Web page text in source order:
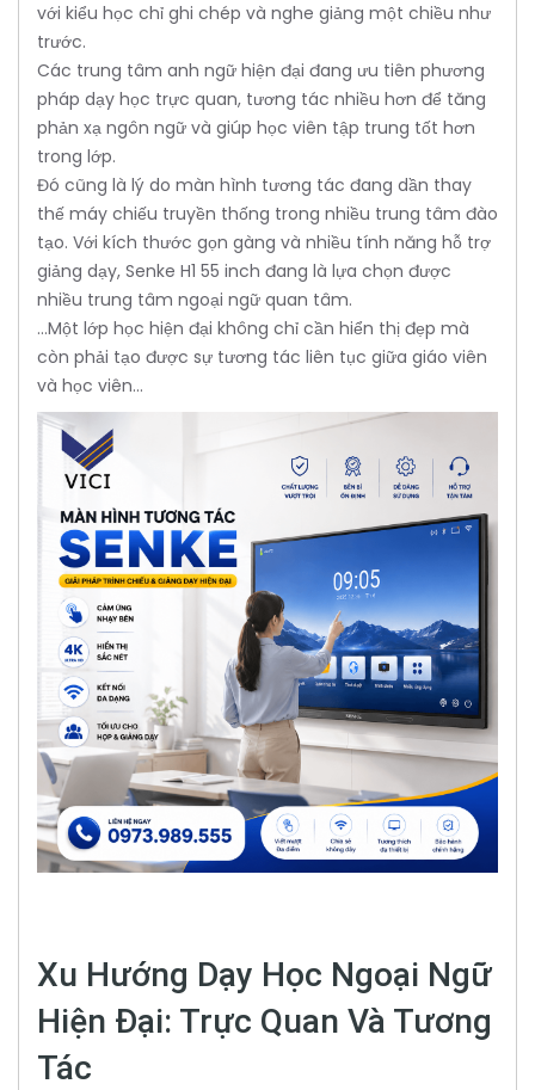
với kiểu học chỉ ghi chép và nghe giảng một chiều như
trước.
Các trung tâm anh ngữ hiện đại đang ưu tiên phương
pháp dạy học trực quan, tương tác nhiều hơn để tăng
phản xạ ngôn ngữ và giúp học viên tập trung tốt hơn
trong lớp.
Đó cũng là lý do màn hình tương tác đang dần thay
thế máy chiếu truyền thống trong nhiều trung tâm đào
tạo. Với kích thước gọn gàng và nhiều tính năng hỗ trợ
giảng dạy, Senke H1 55 inch đang là lựa chọn được
nhiều trung tâm ngoại ngữ quan tâm.
...Một lớp học hiện đại không chỉ cần hiển thị đẹp mà
còn phải tạo được sự tương tác liên tục giữa giáo viên
và học viên...
Xu Hướng Dạy Học Ngoại Ngữ
Hiện Đại: Trực Quan Và Tương
Tác